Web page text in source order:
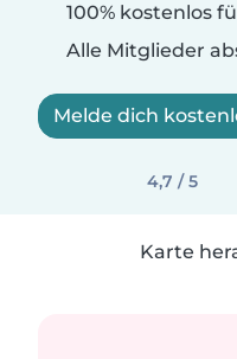
100% kostenlos
Alle Mitglieder
Melde dich
4,7 / 5
Karte